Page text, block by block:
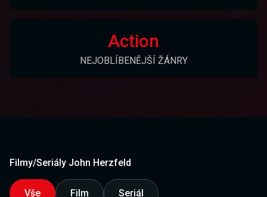
Action
NEJOBLÍBENĚJŠÍ ŽÁNRY
Filmy/Seriály John Herzfeld
Vše Film Seriál